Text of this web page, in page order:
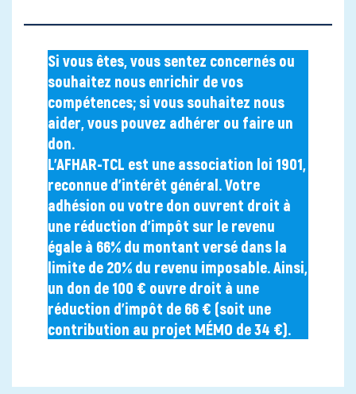
Si vous êtes, vous sentez concernés ou
souhaitez nous enrichir de vos
compétences; si vous souhaitez nous
aider, vous pouvez adhérer ou faire un
don.
L’AFHAR-TCL est une association loi 1901,
reconnue d’intérêt général. Votre
adhésion ou votre don ouvrent droit à
une réduction d’impôt sur le revenu
égale à 66% du montant versé dans la
limite de 20% du revenu imposable. Ainsi,
un don de 100 € ouvre droit à une
réduction d’impôt de 66 € (soit une
contribution au projet MÉMO de 34 €).